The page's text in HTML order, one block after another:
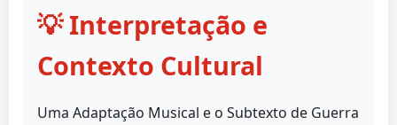
💡 Interpretação e
Contexto Cultural
Uma Adaptação Musical e o Subtexto de Guerra